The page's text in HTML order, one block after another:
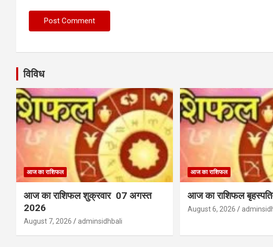
विविध
आज का राशिफल
आज का राशिफल शुक्रवार 07 अगस्त
2026
August 7, 2026 adminsidhbali
आज का राशिफल
आज का राशिफल
August 6, 2026